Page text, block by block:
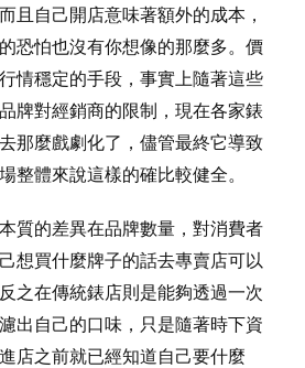
且自己開店意味著額外的成本，
恐怕也沒有你想像的那麼多。價
情穩定的手段，事實上隨著這些
牌對經銷商的限制，現在各家錶
那麼戲劇化了，儘管最終它導致
整體來說這樣的確比較健全。
質的差異在品牌數量，對消費者
想買什麼牌子的話去專賣店可以
之在傳統錶店則是能夠透過一次
出自己的口味，只是隨著時下資
店之前就已經知道自己要什麼